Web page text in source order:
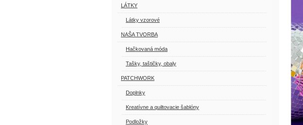
LÁTKY
Látky vzorové
NAŠA TVORBA
Hačkovaná móda
Tašky, taštičky, obaly
PATCHWORK
Doplnky
Kreatívne a quiltovacie šablóny
Podložky